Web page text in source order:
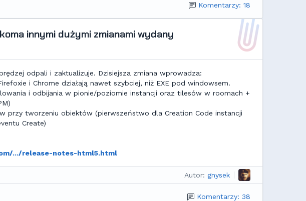
Komentarzy: 18
innymi dużymi zmianami wydany
odpali i zaktualizuje. Dzisiejsza zmiana wprowadza:
i Chrome działają nawet szybciej, niż EXE pod windowsem.
i odbijania w pionie/poziomie instancji oraz tilesów w roomach +
przy tworzeniu obiektów (pierwszeństwo dla Creation Code instancji
Create)
.../release-notes-html5.html
Autor: gnysek
Komentarzy: 38